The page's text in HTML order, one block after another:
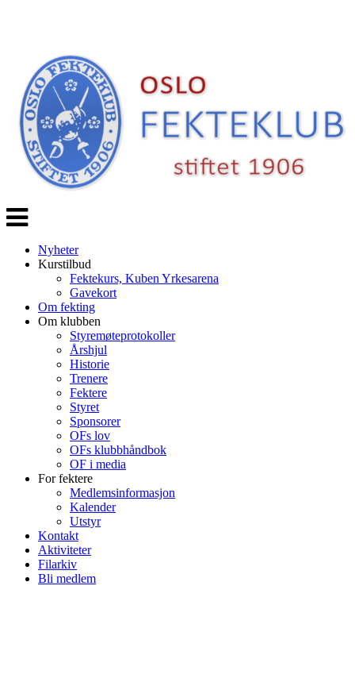
Veksle
navigasjon
Nyheter
Kurstilbud
Fektekurs, Kuben Yrkesarena
Gavekort
Om fekting
Om klubben
Styremøteprotokoller
Årshjul
Historie
Trenere
Fektere
Styret
Sponsorer
OFs lov
OFs klubbhåndbok
OF i media
For fektere
Medlemsinformasjon
Kalender
Utstyr
Kontakt
Aktiviteter
Filarkiv
Bli medlem